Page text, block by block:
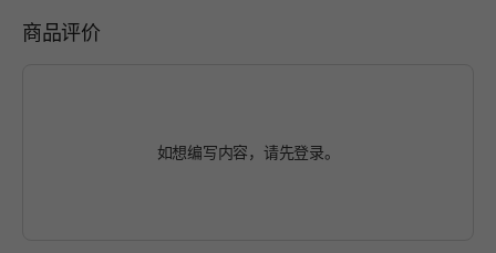
商品评价
如想编写内容，请先登录。